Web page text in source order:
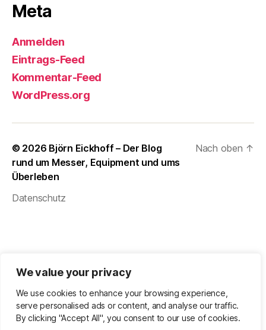
We value your privacy
We use cookies to enhance your browsing experience,
serve personalised ads or content, and analyse our traffic.
By clicking "Accept All", you consent to our use of cookies.
Meta
Anmelden
Eintrags-Feed
Kommentar-Feed
WordPress.org
© 2026 Björn Eickhoff – Der Blog
rund um Messer, Equipment und ums
Überleben
Datenschutz
Nach oben ↑